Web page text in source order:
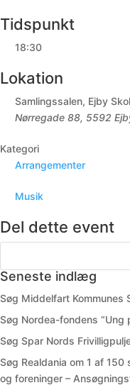
Tidspunkt
18:30
Lokation
Samlingssalen, Ejby
Nørregade 88, 5592
Kategori
Arrangementer
Musik
Del dette event
Seneste indlæg
Søg Middelfart Kommunes
Søg Nordea-fondens
Søg Spar Nords
Søg Realdania om 1 af
og foreninger –